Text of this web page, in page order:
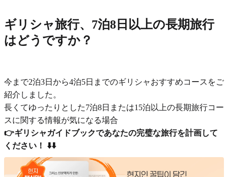
ギリシャ旅行、7泊8日以上の長期旅行
はどうですか？
今まで2泊3日から4泊5日までのギリシャおすすめコースをご
紹介しました。
長くてゆったりとした7泊8日または15泊以上の長期旅行コー
スに関する情報が気になる場合
👉ギリシャガイドブックであなたの完璧な旅行を計画して
ください！ ⬇️⬇️